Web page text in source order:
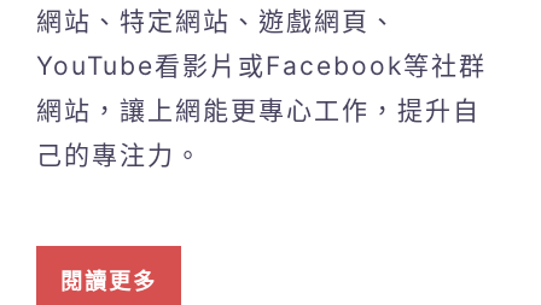
網站、特定網站、遊戲網頁、
YouTube看影片或Facebook等社群
網站，讓上網能更專心工作，提升自
己的專注力。
閱讀更多